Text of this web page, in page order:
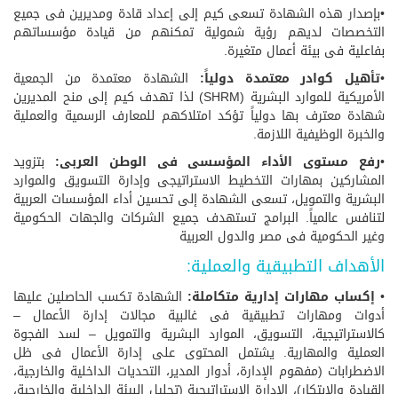
•بإصدار هذه الشهادة تسعى كيم إلى إعداد قادة ومديرين فى جميع
التخصصات لديهم رؤية شمولية تمكنهم من قيادة مؤسساتهم
بفاعلية فى بيئة أعمال متغيرة.
•تأهيل كوادر معتمدة دولياً: الشهادة معتمدة من الجمعية
الأمريكية للموارد البشرية (SHRM) لذا تهدف كيم إلى منح المديرين
شهادة معترف بها دولياً تؤكد امتلاكهم للمعارف الرسمية والعملية
والخبرة الوظيفية اللازمة.
•رفع مستوى الأداء المؤسسى فى الوطن العربى: بتزويد
المشاركين بمهارات التخطيط الاستراتيجى وإدارة التسويق والموارد
البشرية والتمويل، تسعى الشهادة إلى تحسين أداء المؤسسات العربية
لتنافس عالمياً. البرامج تستهدف جميع الشركات والجهات الحكومية
وغير الحكومية فى مصر والدول العربية
الأهداف التطبيقية والعملية:
• إكساب مهارات إدارية متكاملة: الشهادة تكسب الحاصلين عليها
أدوات ومهارات تطبيقية فى غالبية مجالات إدارة الأعمال –
كالاستراتيجية، التسويق، الموارد البشرية والتمويل – لسد الفجوة
العملية والمهارية. يشتمل المحتوى على إدارة الأعمال فى ظل
الاضطرابات (مفهوم الإدارة، أدوار المدير، التحديات الداخلية والخارجية،